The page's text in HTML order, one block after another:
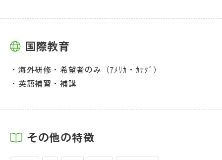
国際教育
海外研修・希望者のみ（ｱﾒﾘｶ・ｶﾅﾀﾞ）
英語補習・補講
その他の特徴